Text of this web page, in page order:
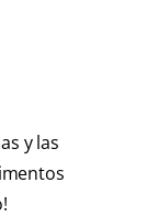
y las